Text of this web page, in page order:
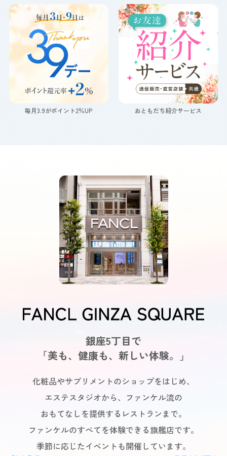
毎月3.9がポイント2％UP おともだち紹介サービス
銀座5丁目で
「美も、健康も、新しい体験。」
化粧品やサプリメントのショップをはじめ、
エステスタジオから、 ファンケル流の
おもてなしを提供するレストランまで。
ファンケルのすべてを体験できる旗艦店です。
季節に応じたイベントも開催しています。